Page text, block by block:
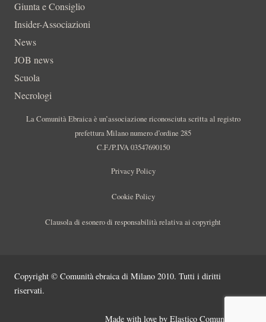
Giunta e Consiglio
Insider-Associazioni
News
JOB news
Scuola
Necrologi
La Comunità Ebraica è un’associazione riconosciuta scritta al registro
prefettura Milano numero d’ordine 285
C.F./P.IVA 03547690150
Privacy Policy
Cookie Policy
Clausola di esonero di responsabilità relativa ai copyright
Copyright © Comunità ebraica di Milano 2010. Tutti i diritti
riservati.
Made with love by Elastico Comunicazione